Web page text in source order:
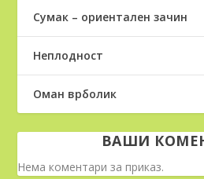
Сумак – ориентален зачин
Неплодност
Оман врболик
ВАШИ
Нема коментари за приказ.